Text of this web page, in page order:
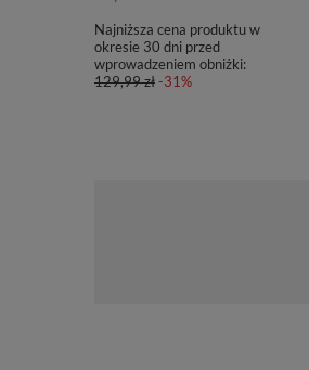
Najniższa cena produktu w
okresie 30 dni przed
wprowadzeniem obniżki:
129,99 zł-31%